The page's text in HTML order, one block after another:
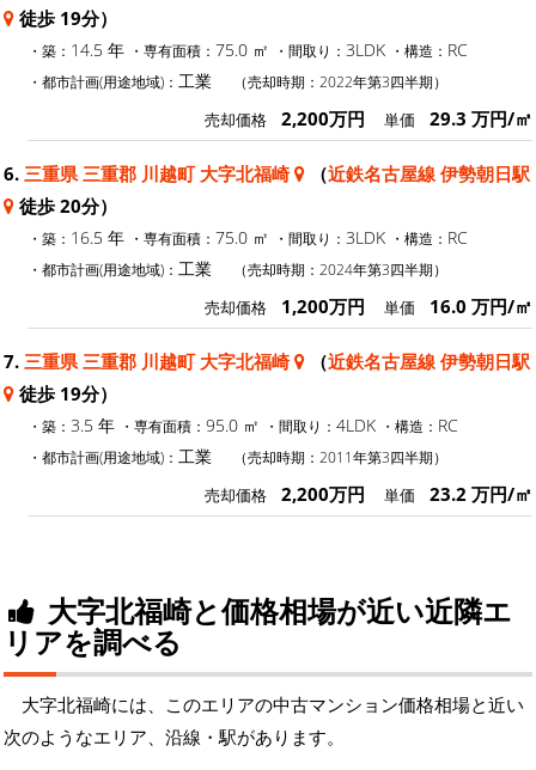
徒歩 19分）
・築： 14.5 年 ・専有面積： 75.0 ㎡ ・間取り： 3LDK ・構造： RC
・都市計画(用途地域)： 工業 （売却時期：2022年第3四半期）
売却価格 2,200万円 単価 29.3 万円/㎡
6. 三重県 三重郡 川越町 大字北福崎 （近鉄名古屋線 伊勢朝日駅
徒歩 20分）
・築： 16.5 年 ・専有面積： 75.0 ㎡ ・間取り： 3LDK ・構造： RC
・都市計画(用途地域)： 工業 （売却時期：2024年第3四半期）
売却価格 1,200万円 単価 16.0 万円/㎡
7. 三重県 三重郡 川越町 大字北福崎 （近鉄名古屋線 伊勢朝日駅
徒歩 19分）
・築： 3.5 年 ・専有面積： 95.0 ㎡ ・間取り： 4LDK ・構造： RC
・都市計画(用途地域)： 工業 （売却時期：2011年第3四半期）
売却価格 2,200万円 単価 23.2 万円/㎡
大字北福崎と価格相場が近い近隣エ
リアを調べる
大字北福崎には、このエリアの中古マンション価格相場と近い
次のようなエリア、沿線・駅があります。